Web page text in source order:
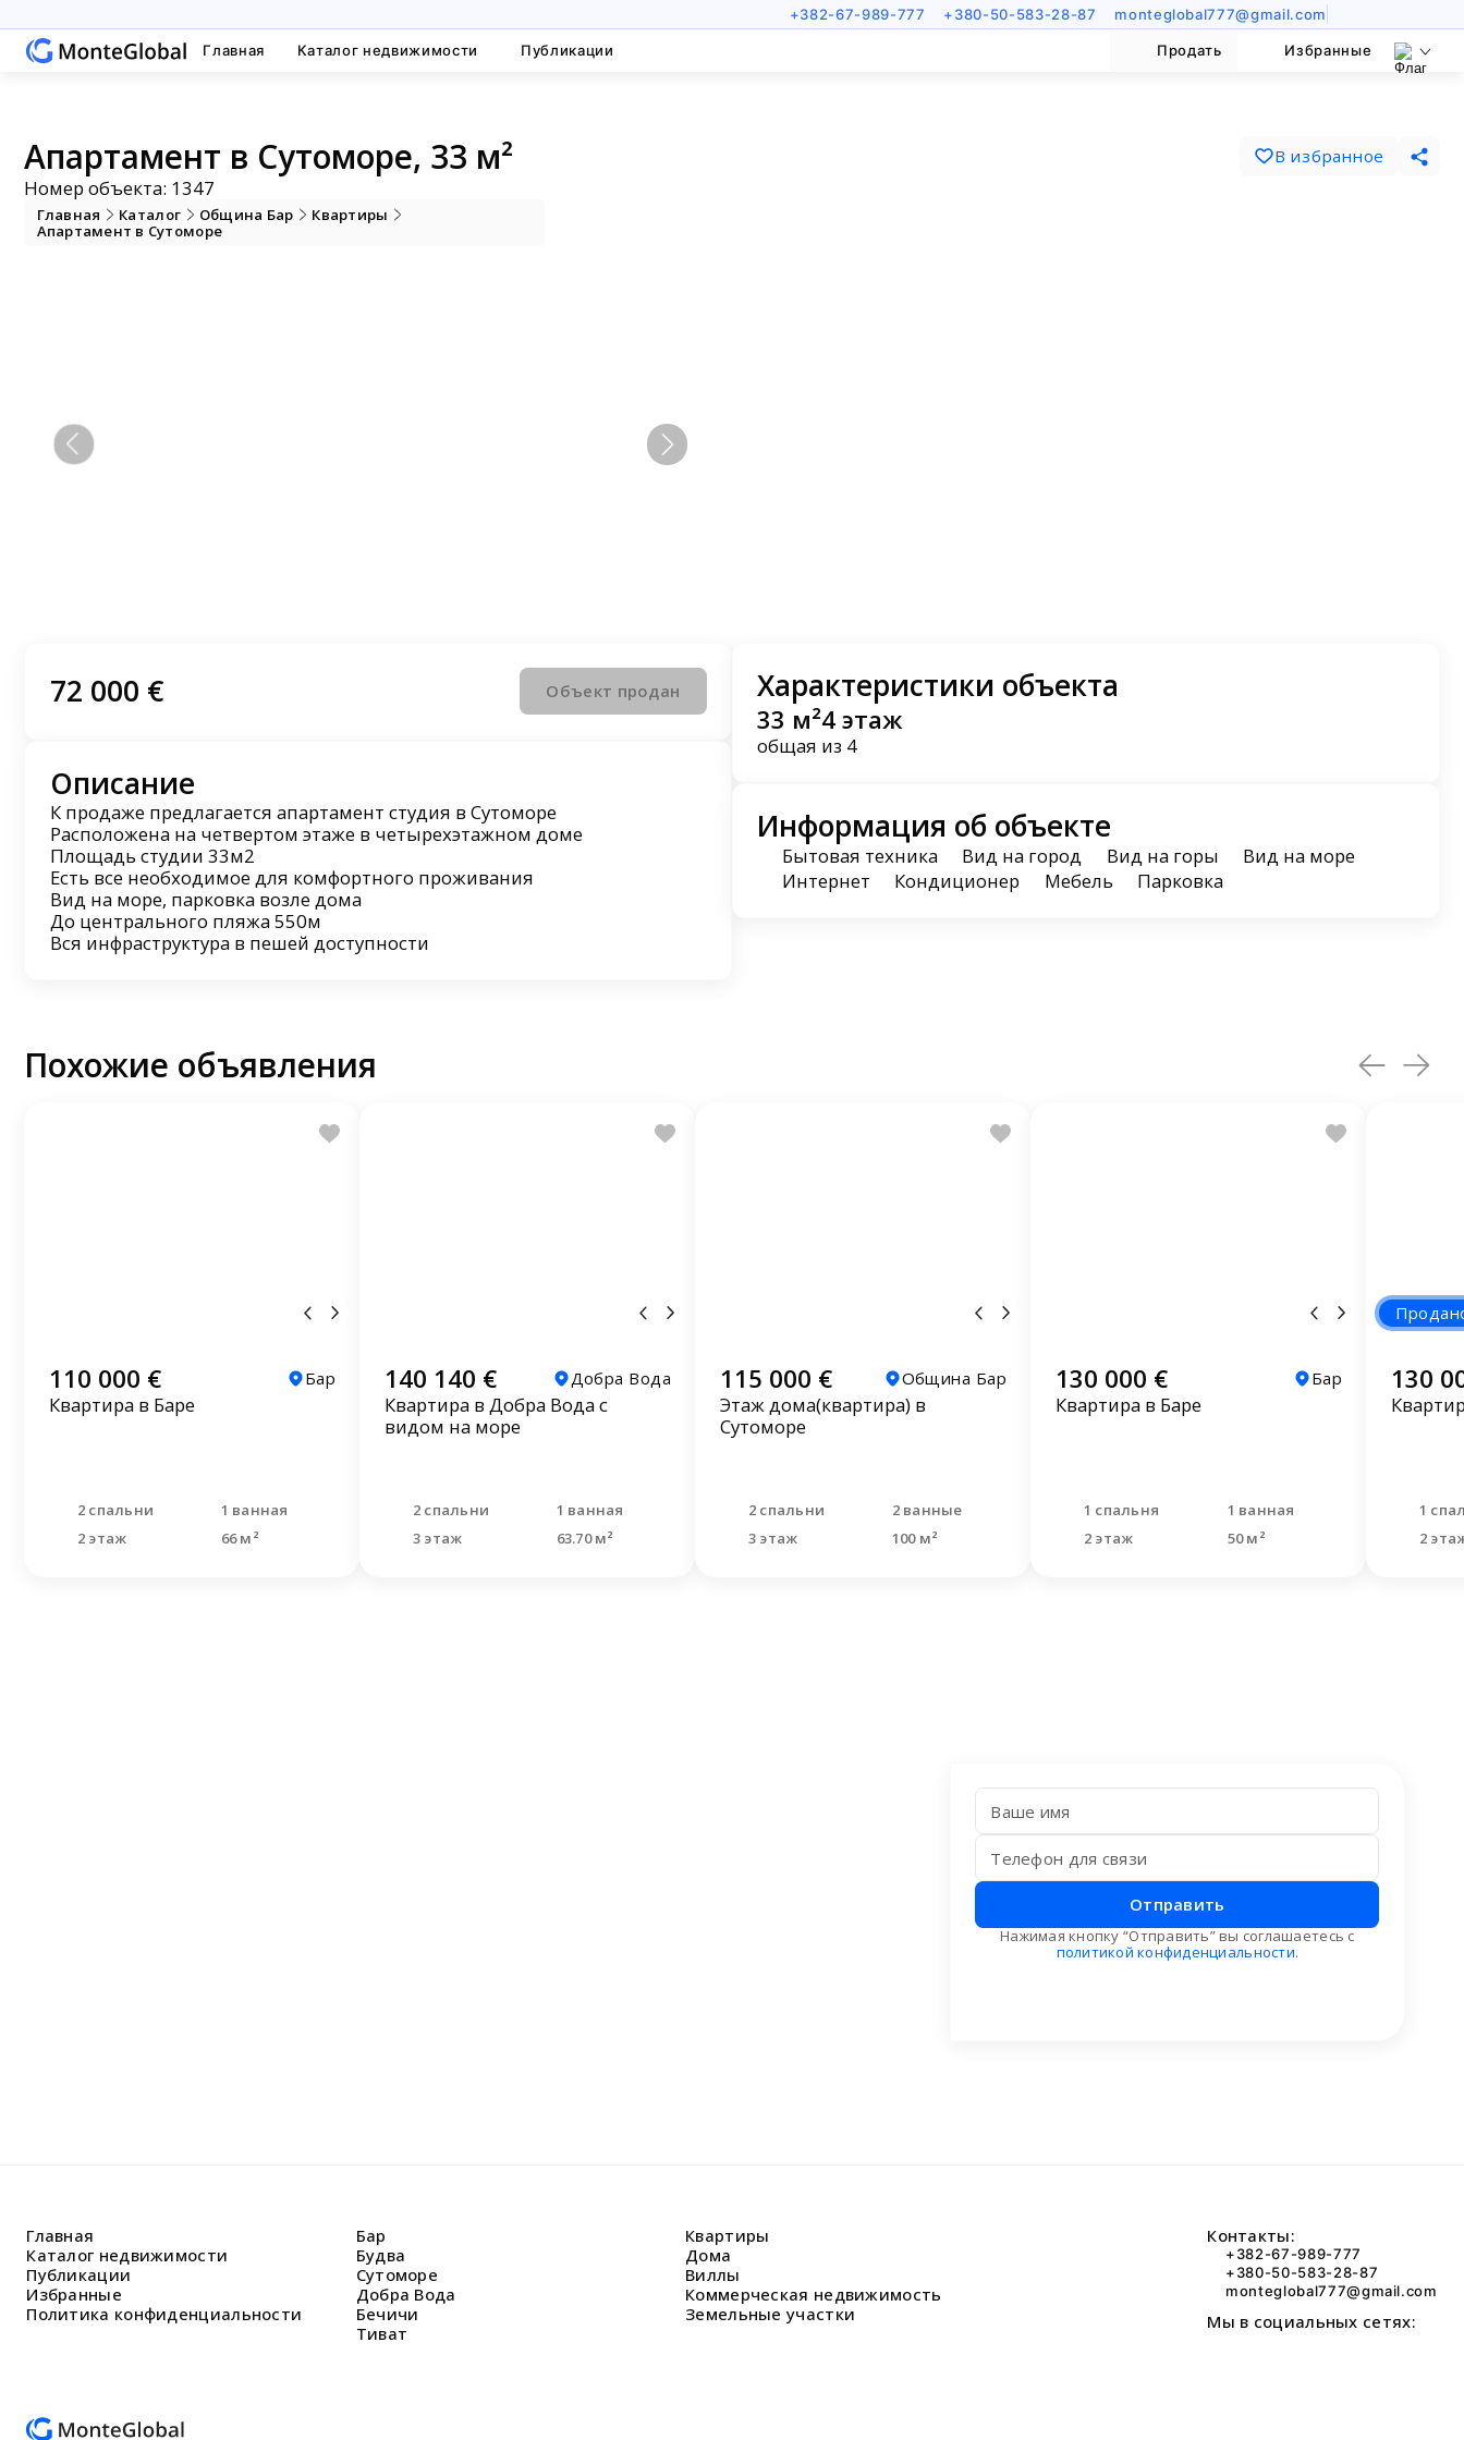
+382-67-989-777 +380-50-583-28-87 monteglobal777@gmail.com
Главная Каталог недвижимости Публикации Продать Избранные
Апартамент в Сутоморе, 33 м²
Номер объекта: 1347
В избранное
Главная Каталог Община Бар
Квартиры
Апартамент в Сутоморе
72 000 € Объект продан
Описание
К продаже предлагается апартамент студия в Сутоморе
Расположена на четвертом этаже в четырехэтажном доме
Площадь студии 33м2
Есть все необходимое для комфортного проживания
Вид на море, парковка возле дома
До центрального пляжа 550м
Вся инфраструктура в пешей доступности
Характеристики объекта
33 м²
общая
4 этаж
из 4
Информация об объекте
Бытовая техника Вид на город Вид на горы
Вид на море
Интернет
Кондиционер Мебель Парковка
Похожие объявления
110 000 € Бар
Квартира в Баре
2 спальни
1 ванная
2 этаж
66 м²
140 140 € Добра Вода
Квартира в Добра Вода с
видом на море
2 спальни
1 ванная
3 этаж
63.70 м²
115 000 € Община Бар
Этаж дома(квартира) в
Сутоморе
2 спальни
2 ванные
3 этаж
100 м²
130 000 € Бар
Квартира в Баре
1 спальня
1 ванная
2 этаж
50 м²
130
1
2
Отправить
Нажимая кнопку “Отправить” вы соглашаетесь с
политикой конфиденциальности.
Главная
Каталог недвижимости
Публикации
Избранные
Политика конфиденциальности
Бар
Будва
Сутоморе
Добра Вода
Бечичи
Тиват
Квартиры
Дома
Виллы
Коммерческая недвижимость
Земельные участки
Контакты:
+382-67-989-777
+380-50-583-28-87
monteglobal777@gmail.com
Мы в социальных сетях: